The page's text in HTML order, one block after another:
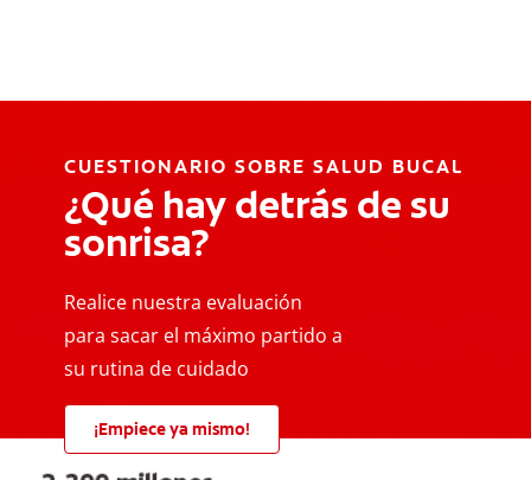
CUESTIONARIO SOBRE SALUD BUCAL
¿Qué hay detrás de su
sonrisa?
Realice nuestra evaluación
para sacar el máximo partido a
su rutina de cuidado
¡Empiece ya mismo!